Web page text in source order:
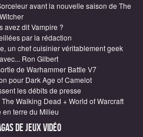
avant la nouvelle saison de The
Witcher
avez dit Vampire ?
par la rédaction
un chef cuisinier véritablement geek
Ron Gilbert
de Warhammer Battle V7
pour Dark Age of Camelot
les débits de presse
Walking Dead + World of Warcraft
en terre du Milieu
de Jeux vidéo